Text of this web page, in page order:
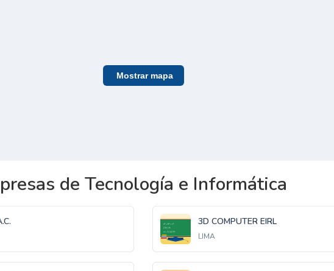
Mostrar mapa
de Tecnología e Informática
3D COMPUTER EIRL
LIMA